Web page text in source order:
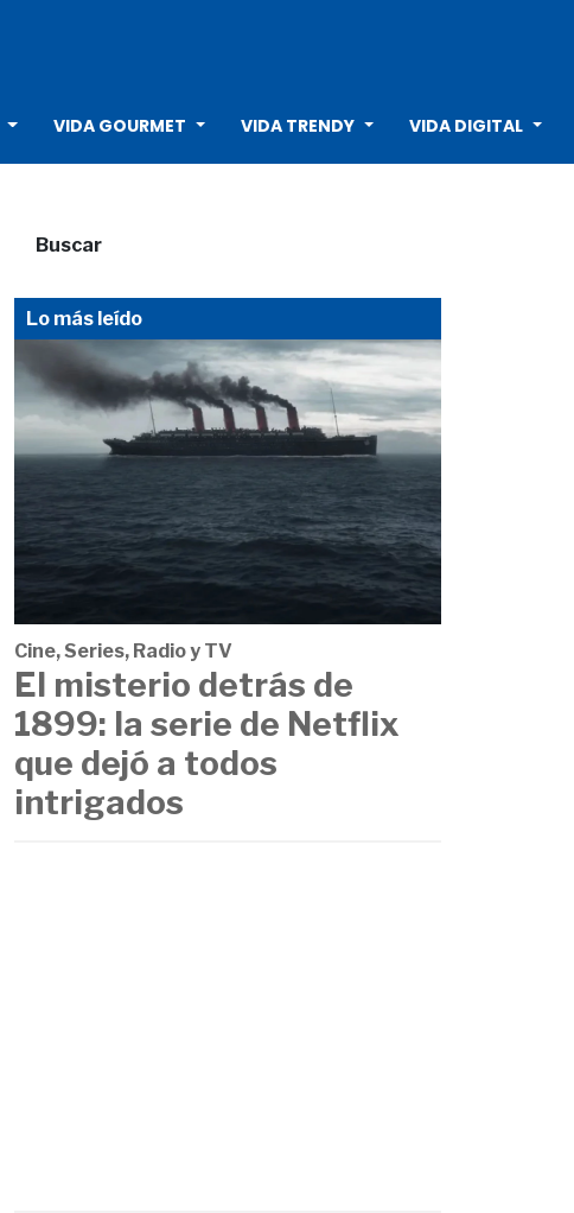
VIDA GOURMET VIDA TRENDY VIDA DIGITAL
Buscar
Lo más leído
Cine, Series, Radio y TV
El misterio detrás de
1899: la serie de Netflix
que dejó a todos
intrigados